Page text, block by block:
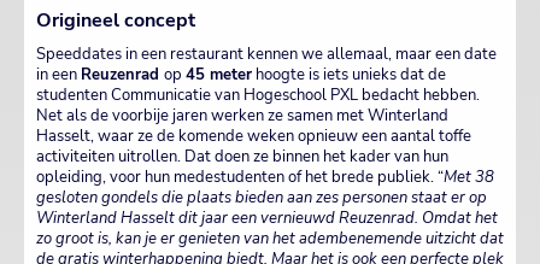
Origineel concept
Speeddates in een restaurant kennen we allemaal, maar een date
in een Reuzenrad op 45 meter hoogte is iets unieks dat de
studenten Communicatie van Hogeschool PXL bedacht hebben.
Net als de voorbije jaren werken ze samen met Winterland
Hasselt, waar ze de komende weken opnieuw een aantal toffe
activiteiten uitrollen. Dat doen ze binnen het kader van hun
opleiding, voor hun medestudenten of het brede publiek. “Met 38
gesloten gondels die plaats bieden aan zes personen staat er op
Winterland Hasselt dit jaar een vernieuwd Reuzenrad. Omdat het
zo groot is, kan je er genieten van het adembenemende uitzicht dat
de gratis winterhappening biedt. Maar het is ook een perfecte plek